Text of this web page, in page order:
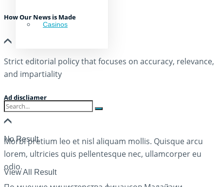
Casinos
No Result
View All Result
How Our News is Made
Strict editorial policy that focuses on accuracy, relevance,
and impartiality
Ad discliamer
Morbi pretium leo et nisl aliquam mollis. Quisque arcu
lorem, ultricies quis pellentesque nec, ullamcorper eu
odio.